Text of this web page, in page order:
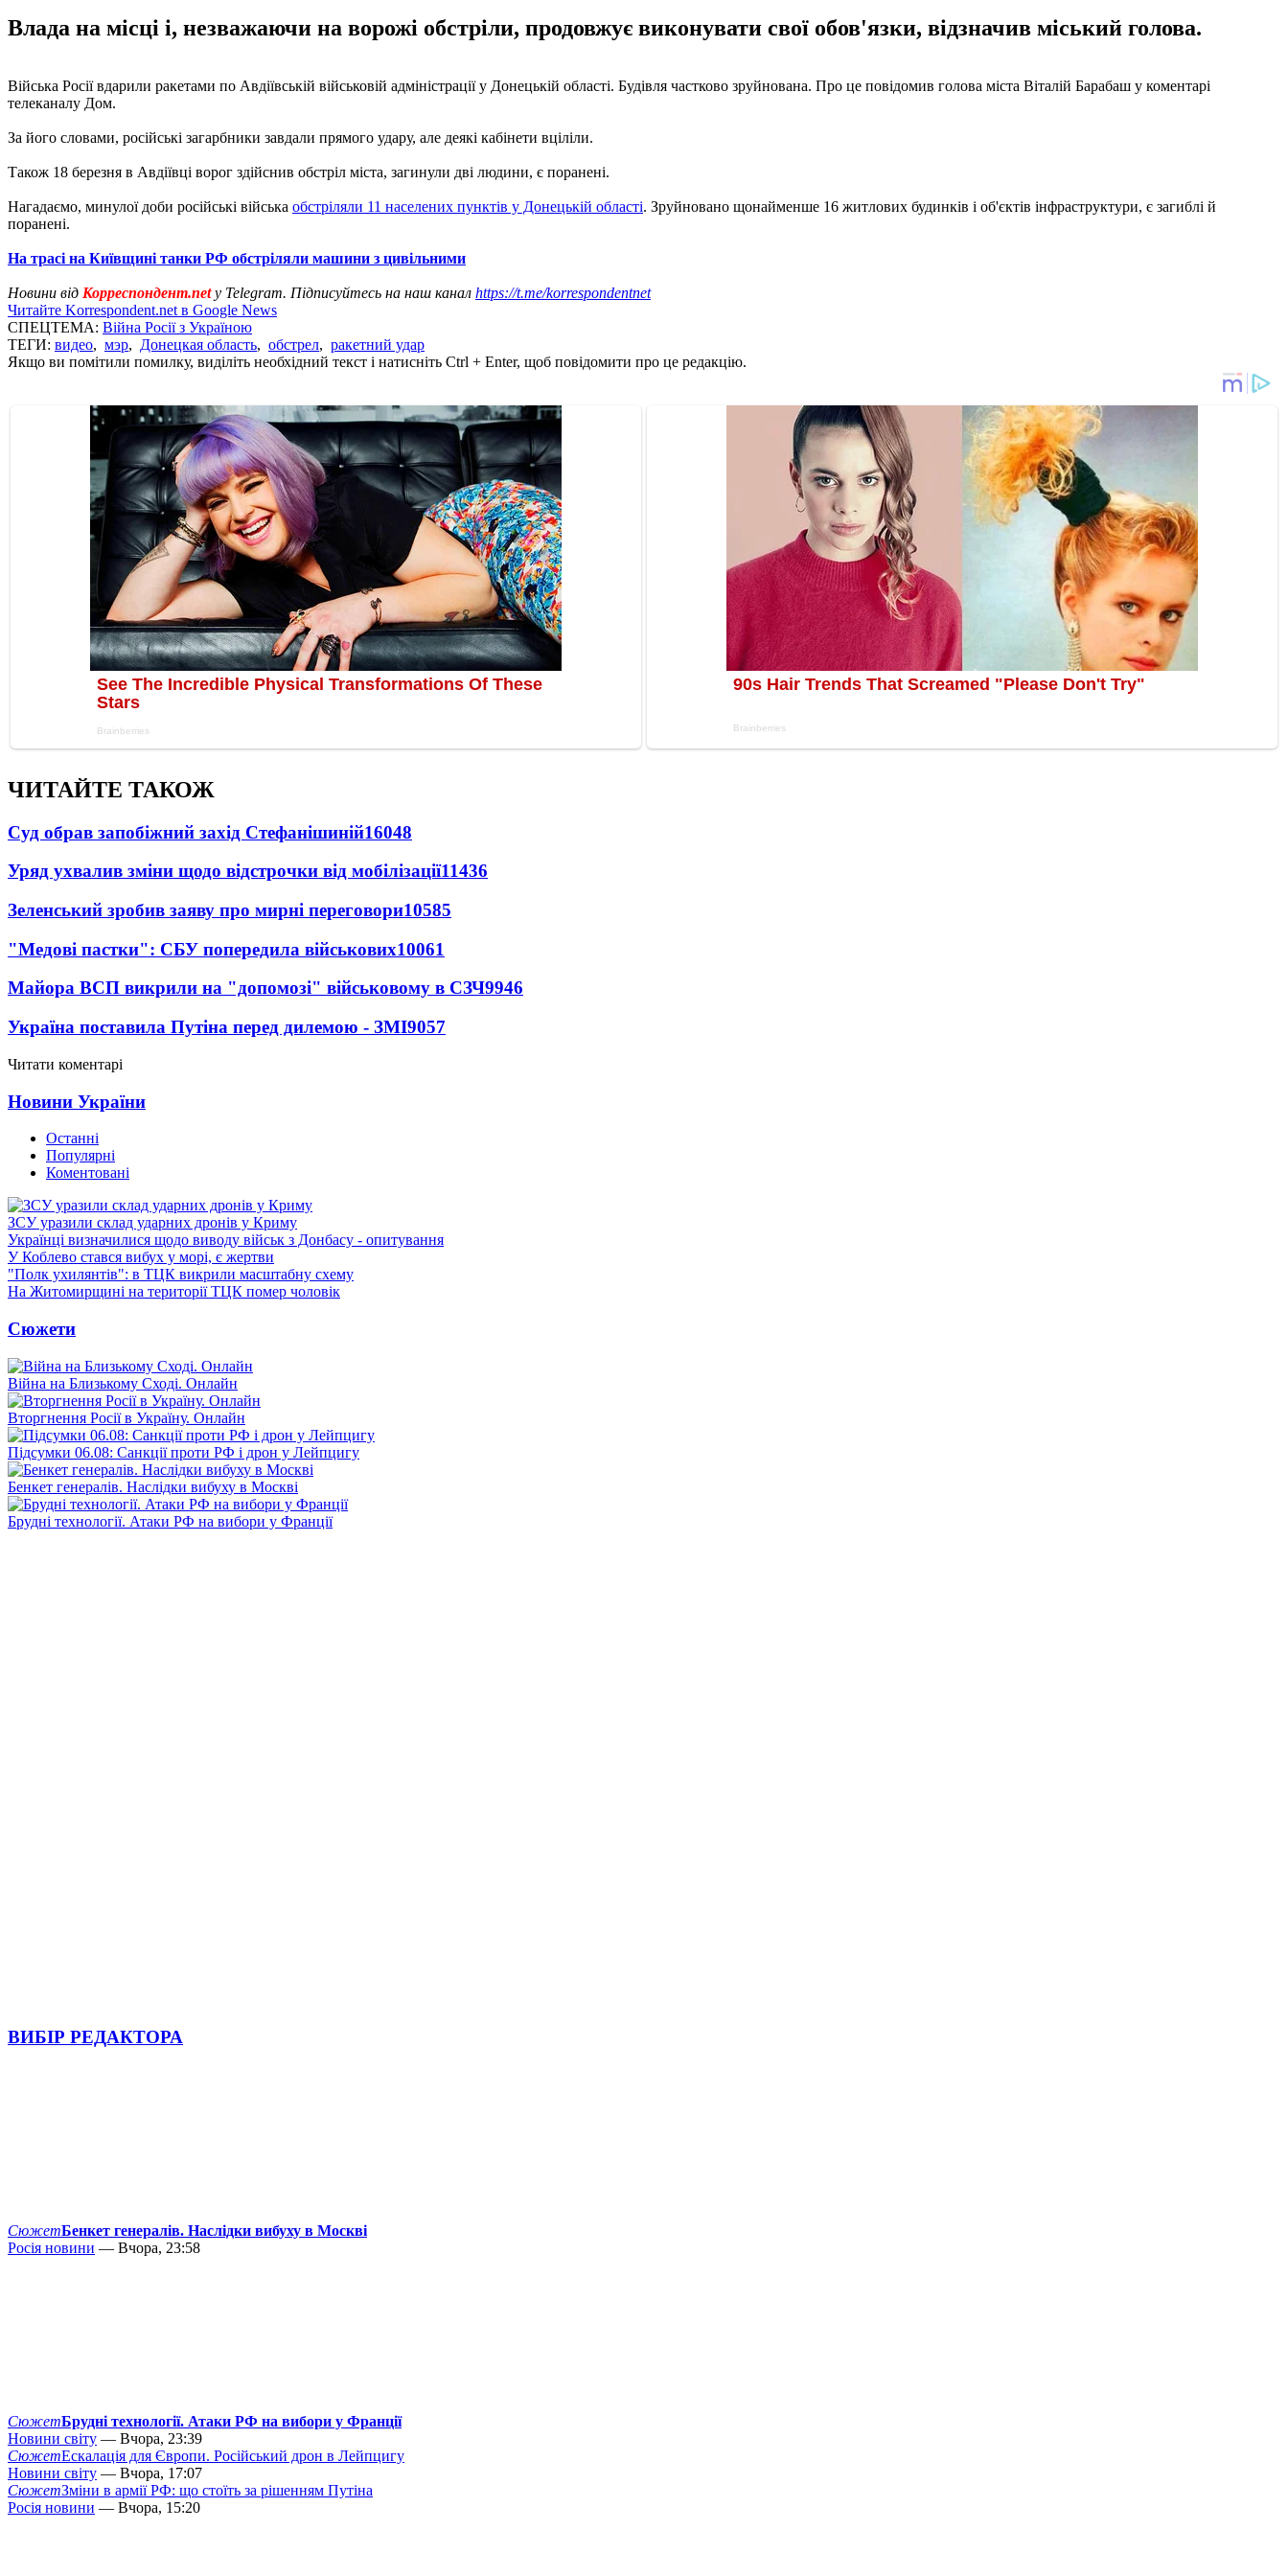
Влада на місці і, незважаючи на ворожі обстріли, продовжує виконувати свої обов'язки, відзначив міський голова.
Війська Росії вдарили ракетами по Авдіївській військовій адміністрації у Донецькій області. Будівля частково зруйнована. Про це повідомив голова міста Віталій Барабаш у коментарі
телеканалу Дом.
За його словами, російські загарбники завдали прямого удару, але деякі кабінети вціліли.
Також 18 березня в Авдіївці ворог здійснив обстріл міста, загинули дві людини, є поранені.
Нагадаємо, минулої доби російські війська обстріляли 11 населених пунктів у Донецькій області. Зруйновано щонайменше 16 житлових будинків і об'єктів інфраструктури, є загиблі й
поранені.
На трасі на Київщині танки РФ обстріляли машини з цивільними
Новини від Корреспондент.netу Telegram. Підписуйтесь на наш канал https://t.me/korrespondentnet
Читайте Korrespondent.net в Google News
СПЕЦТЕМА: Війна Росії з Україною
ТЕГИ: видео, мэр, Донецкая область, обстрел, ракетний удар
Якщо ви помітили помилку, виділіть необхідний текст і натисніть Ctrl + Enter, щоб повідомити про це редакцію.
ЧИТАЙТЕ ТАКОЖ
Суд обрав запобіжний захід Стефанішиній16048
Уряд ухвалив зміни щодо відстрочки від мобілізації11436
Зеленський зробив заяву про мирні переговори10585
"Медові пастки": СБУ попередила військових10061
Майора ВСП викрили на "допомозі" військовому в СЗЧ9946
Україна поставила Путіна перед дилемою - ЗМІ9057
Читати коментарі
Новини України
Останні
Популярні
Коментовані
ЗСУ уразили склад ударних дронів у Криму
Українці визначилися щодо виводу військ з Донбасу - опитування
У Коблево стався вибух у морі, є жертви
"Полк ухилянтів": в ТЦК викрили масштабну схему
На Житомирщині на території ТЦК помер чоловік
Сюжети
Війна на Близькому Сході. Онлайн
Вторгнення Росії в Україну. Онлайн
Підсумки 06.08: Санкції проти РФ і дрон у Лейпцигу
Бенкет генералів. Наслідки вибуху в Москві
Брудні технології. Атаки РФ на вибори у Франції
ВИБІР РЕДАКТОРА
СюжетБенкет генералів. Наслідки вибуху в Москві
Росія новини — Вчора, 23:58
СюжетБрудні технології. Атаки РФ на вибори у Франції
Новини світу — Вчора, 23:39
СюжетЕскалація для Європи. Російський дрон в Лейпцигу
Новини світу — Вчора, 17:07
СюжетЗміни в армії РФ: що стоїть за рішенням Путіна
Росія новини — Вчора, 15:20